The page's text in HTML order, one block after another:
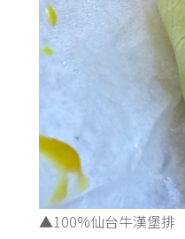
▲100%仙台牛漢堡排